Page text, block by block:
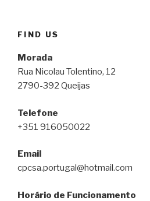
FIND US
Morada
Rua Nicolau Tolentino, 12
2790-392 Queijas
Telefone
+351 916050022
Email
cpcsa.portugal@hotmail.com
Horário de Funcionamento